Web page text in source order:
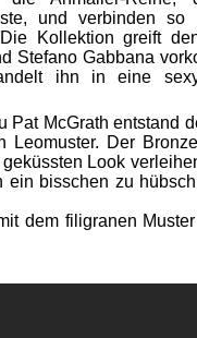
und verbinden so
Kollektion greift
Stefano Gabbana
ihn in eine
Pat McGrath entstand
Leomuster. Der
Look
ein bisschen zu
dem filigranen